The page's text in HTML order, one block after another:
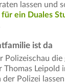
lassen und
ein Duales
ist da
Polizeischau
Thomas Leipold
der Polizei